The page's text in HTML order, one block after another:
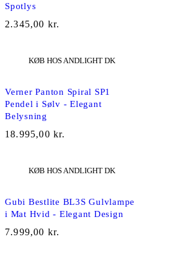
Spotlys
2.345,00 kr.
KØB HOS ANDLIGHT DK
Verner Panton Spiral SP1
Pendel i Sølv - Elegant
Belysning
18.995,00 kr.
KØB HOS ANDLIGHT DK
Gubi Bestlite BL3S Gulvlampe
i Mat Hvid - Elegant Design
7.999,00 kr.